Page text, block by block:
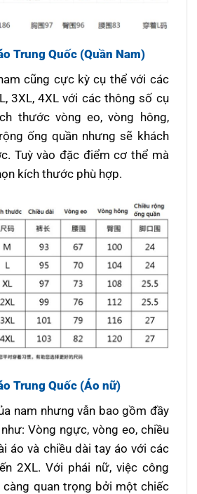
Trung Quốc (Quần Nam)
cũng cực kỳ cụ thể với các
3XL, 4XL với các thông số cụ
thước vòng eo, vòng hông,
ống quần nhưng sẽ khách
Tuỳ vào đặc điểm cơ thể mà
kích thước phù hợp.
Trung Quốc (Áo nữ)
nam nhưng vẫn bao gồm đầy
Vòng ngực, vòng eo, chiều
áo và chiều dài tay áo với các
2XL. Với phái nữ, việc công
càng quan trọng bởi một chiếc